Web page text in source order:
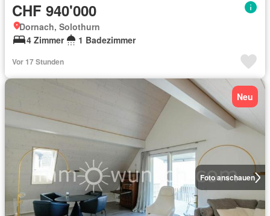
CHF 940'000
Dornach, Solothurn
4 Zimmer
1 Badezimmer
Vor 17 Stunden
Foto anschauen
Neu